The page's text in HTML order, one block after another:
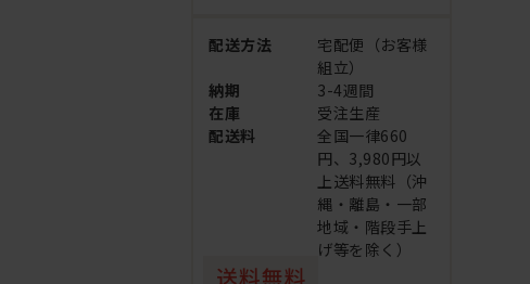
配送方法
宅配便（お客様
組立）
納期
3-4週間
在庫
受注生産
配送料
全国一律660
円、3,980円以
上送料無料（沖
縄・離島・一部
地域・階段手上
げ等を除く）